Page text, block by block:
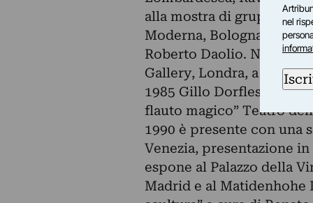
alla mostra di gruppo
Moderna, Bologna, 1980
Roberto Daolio. Nel 1982
Gallery, Londra, a cura di
1985 Gillo Dorfles lo
flauto magico” Teatro
1990 è presente con una
Venezia, presentazione
espone al Palazzo della
Madrid e al Matidenhohe
nel